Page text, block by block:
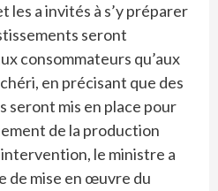
les a invités à s’y préparer
seront
consommateurs qu’aux
en précisant que des
seront mis en place pour
de la production
le ministre a
de mise en œuvre du